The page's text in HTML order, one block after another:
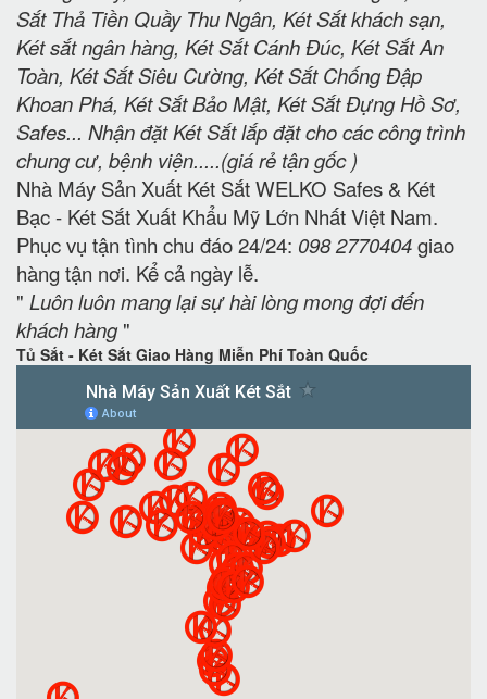
Sắt Thả Tiền Quầy Thu Ngân, Két Sắt khách sạn,
Két sắt ngân hàng, Két Sắt Cánh Đúc, Két Sắt An
Toàn, Két Sắt Siêu Cường, Két Sắt Chống Đập
Khoan Phá, Két Sắt Bảo Mật, Két Sắt Đựng Hồ Sơ,
Safes... Nhận đặt Két Sắt lắp đặt cho các công trình
chung cư, bệnh viện.....(giá rẻ tận gốc )
Nhà Máy Sản Xuất Két Sắt WELKO Safes & Két
Bạc - Két Sắt Xuất Khẩu Mỹ Lớn Nhất Việt Nam.
Phục vụ tận tình chu đáo 24/24: 098 2770404giao
hàng tận nơi. Kể cả ngày lễ.
" Luôn luôn mang lại sự hài lòng mong đợi đến
khách hàng"
Tủ Sắt - Két Sắt Giao Hàng Miễn Phí Toàn Quốc